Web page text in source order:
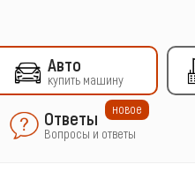
Авто
купить машину
Ответы
Вопросы и ответы
новое